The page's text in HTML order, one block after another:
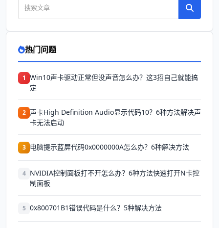
热门问题
1 Win10声卡驱动正常但没声音怎么办？这3招自己就能搞
定
2 声卡High Definition Audio显示代码10？6种方法解决声
卡无法启动
3 电脑提示蓝屏代码0x0000000A怎么办？6种解决方法
4 NVIDIA控制面板打不开怎么办？6种方法快速打开N卡控
制面板
5 0x800701B1错误代码是什么？5种解决方法